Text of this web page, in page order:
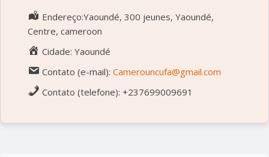
Endereço:Yaoundé, 300 jeunes, Yaoundé,
Centre, cameroon
Cidade: Yaoundé
Contato (e-mail): Camerouncufa@gmail.com
Contato (telefone): +237699009691